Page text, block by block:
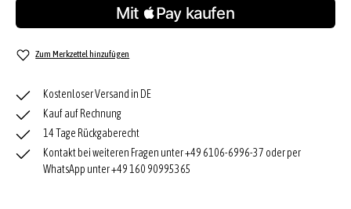
Zum Merkzettel hinzufügen
Kostenloser Versand in DE
Kauf auf Rechnung
14 Tage Rückgaberecht
Kontakt bei weiteren Fragen unter +49 6106-6996-37 oder per
WhatsApp unter +49 160 90995365